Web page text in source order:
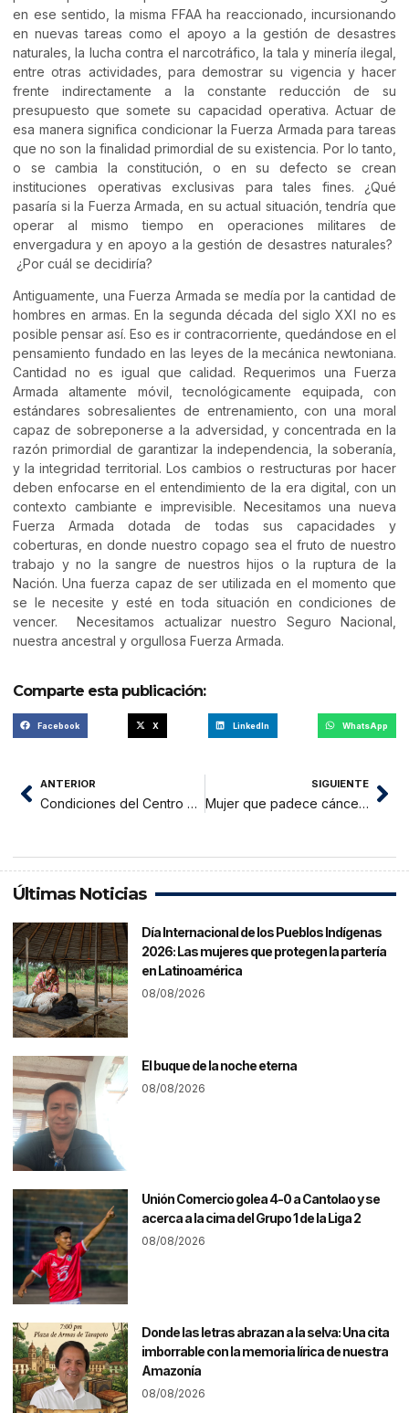
en ese sentido, la misma FFAA ha reaccionado, incursionando
en nuevas tareas como el apoyo a la gestión de desastres
naturales, la lucha contra el narcotráfico, la tala y minería ilegal,
entre otras actividades, para demostrar su vigencia y hacer
frente indirectamente a la constante reducción de su
presupuesto que somete su capacidad operativa. Actuar de
esa manera significa condicionar la Fuerza Armada para tareas
que no son la finalidad primordial de su existencia. Por lo tanto,
o se cambia la constitución, o en su defecto se crean
instituciones operativas exclusivas para tales fines. ¿Qué
pasaría si la Fuerza Armada, en su actual situación, tendría que
operar al mismo tiempo en operaciones militares de
envergadura y en apoyo a la gestión de desastres naturales?
¿Por cuál se decidiría?
Antiguamente, una Fuerza Armada se medía por la cantidad de
hombres en armas. En la segunda década del siglo XXI no es
posible pensar así. Eso es ir contracorriente, quedándose en el
pensamiento fundado en las leyes de la mecánica newtoniana.
Cantidad no es igual que calidad. Requerimos una Fuerza
Armada altamente móvil, tecnológicamente equipada, con
estándares sobresalientes de entrenamiento, con una moral
capaz de sobreponerse a la adversidad, y concentrada en la
razón primordial de garantizar la independencia, la soberanía,
y la integridad territorial. Los cambios o restructuras por hacer
deben enfocarse en el entendimiento de la era digital, con un
contexto cambiante e imprevisible. Necesitamos una nueva
Fuerza Armada dotada de todas sus capacidades y
coberturas, en donde nuestro copago sea el fruto de nuestro
trabajo y no la sangre de nuestros hijos o la ruptura de la
Nación. Una fuerza capaz de ser utilizada en el momento que
se le necesite y esté en toda situación en condiciones de
vencer. Necesitamos actualizar nuestro Seguro Nacional,
nuestra ancestral y orgullosa Fuerza Armada.
Comparte esta publicación:
Facebook X LinkedIn WhatsApp
ANTERIOR
Condiciones del Centro de Salud de Sisa son paupérrimas
SIGUIENTE
Mujer que padece cáncer de mamas, necesita ayuda solidaria
Últimas Noticias
Día Internacional de los Pueblos Indígenas
2026: Las mujeres que protegen la partería
en Latinoamérica
08/08/2026
El buque de la noche eterna
08/08/2026
Unión Comercio golea 4-0 a Cantolao y se
acerca a la cima del Grupo 1 de la Liga 2
08/08/2026
Donde las letras abrazan a la selva: Una cita
imborrable con la memoria lírica de nuestra
Amazonía
08/08/2026